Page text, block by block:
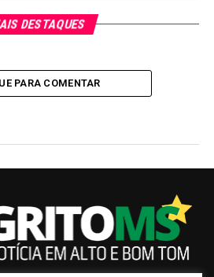
DESTAQUES
PARA COMENTAR
Éris aumenta
mas tem menor